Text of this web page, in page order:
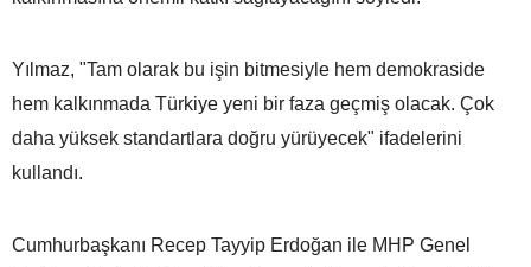
Yılmaz, "Tam olarak bu işin bitmesiyle hem demokraside
hem kalkınmada Türkiye yeni bir faza geçmiş olacak. Çok
daha yüksek standartlara doğru yürüyecek" ifadelerini
kullandı.
Cumhurbaşkanı Recep Tayyip Erdoğan ile MHP Genel